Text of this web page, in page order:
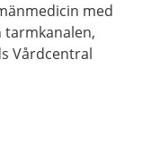
med
tarmkanalen,
Vårdcentral